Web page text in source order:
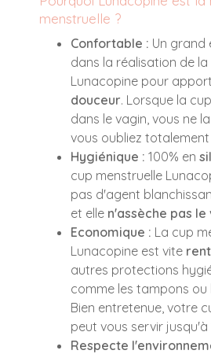
menstruelle ?
Confortable : Un
dans la réalisation de
Lunacopine pour
douceur. Lorsque la
dans le vagin, vous ne
vous oubliez totalement
Hygiénique : 100% en
cup menstruelle
pas d'agent
et elle n'assèche pas le
Economique : La cup
Lunacopine est vite
autres protections
comme les tampons ou
Bien entretenue, votre
peut vous servir jusqu'à
Respecte